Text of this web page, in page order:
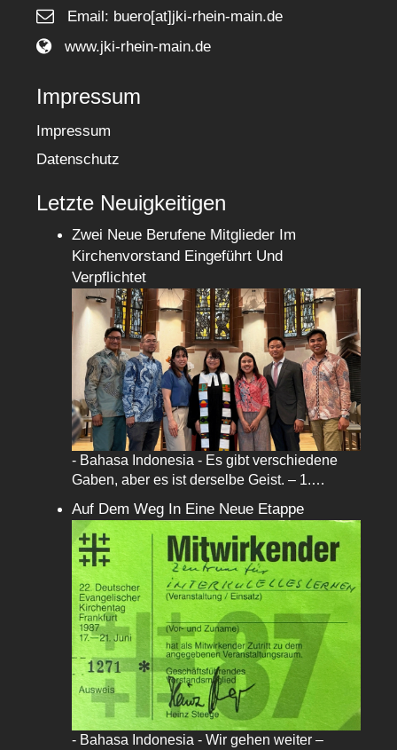
Email: buero[at]jki-rhein-main.de
www.jki-rhein-main.de
Impressum
Impressum
Datenschutz
Letzte Neuigkeitigen
Zwei Neue Berufene Mitglieder Im
Kirchenvorstand Eingeführt Und
Verpflichtet
- Bahasa Indonesia - Es gibt verschiedene
Gaben, aber es ist derselbe Geist. – 1.…
Auf Dem Weg In Eine Neue Etappe
- Bahasa Indonesia - Wir gehen weiter –